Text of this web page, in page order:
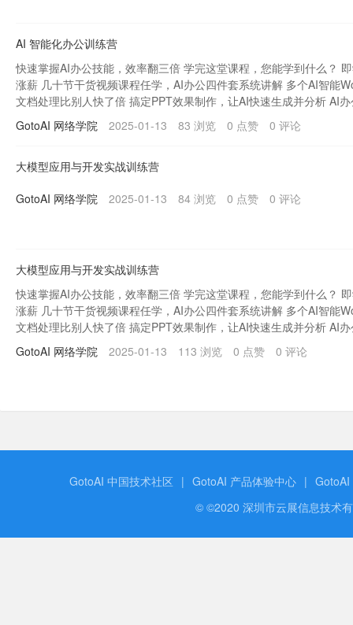
AI 智能化办公训练营
快速掌握AI办公技能，效率翻三倍 学完这堂课程，您能学到什么？
涨薪 几十节干货视频课程任学，AI办公四件套系统讲解 多个AI智能
文档处理比别人快了倍 搞定PPT效果制作，让AI快速生成并分析 AI
现办公效率提升 通过对职场的全面...
GotoAI 网络学院 2025-01-13 83 浏览 0 点赞 0 评论
大模型应用与开发实战训练营
GotoAI 网络学院 2025-01-13 84 浏览 0 点赞 0 评论
大模型应用与开发实战训练营
快速掌握AI办公技能，效率翻三倍 学完这堂课程，您能学到什么？
涨薪 几十节干货视频课程任学，AI办公四件套系统讲解 多个AI智能
文档处理比别人快了倍 搞定PPT效果制作，让AI快速生成并分析 AI
现办公效率提升 通过对职场的全面...
GotoAI 网络学院 2025-01-13 113 浏览 0 点赞 0 评论
GotoAI 中国技术社区 | GotoAI 产品体验中心 | GotoAI
© ©2020 深圳市云展信息技术